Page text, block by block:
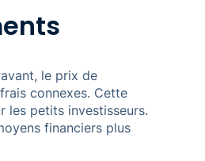
le prix de
connexes. Cette
les petits investisseurs.
financiers plus